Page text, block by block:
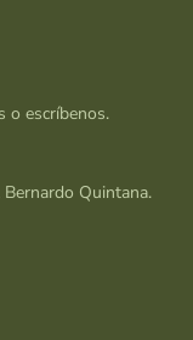
o escríbenos.
Quintana.